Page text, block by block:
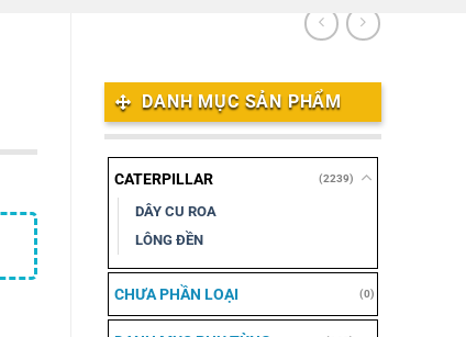
DANH MỤC SẢN PHẨM
CATERPILLAR (2239)
DÂY CU ROA
LÔNG ĐỀN
CHƯA PHẦN LOẠI (0)